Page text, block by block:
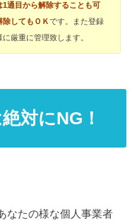
通目から解除することも可
除してもＯＫです。また登録
厳重に管理致します。
対にNG！
なたの様な個人事業者